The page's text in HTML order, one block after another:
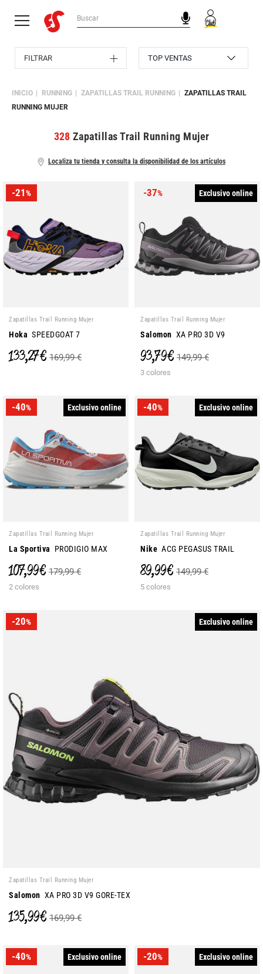
INICIO RUNNING ZAPATILLAS TRAIL RUNNING
ZAPATILLAS TRAIL
RUNNING MUJER
Localiza tu tienda y consulta la disponibilidad de los artículos
328 Zapatillas Trail Running Mujer
-21%
Zapatillas Trail Running Mujer
Hoka SPEEDGOAT 7
133,27 € 169,99 €
-37% Exclusivo online
Zapatillas Trail Running Mujer
Salomon XA PRO 3D V9
93,79 € 149,99 €
3 colores
-40% Exclusivo online
Zapatillas Trail Running Mujer
La Sportiva PRODIGIO MAX
107,99 € 179,99 €
2 colores
-40% Exclusivo online
Zapatillas Trail Running Mujer
Nike ACG PEGASUS TRAIL
89,99 € 149,99 €
5 colores
-20% Exclusivo online
Zapatillas Trail Running Mujer
Salomon XA PRO 3D V9 GORE-TEX
135,99 € 169,99 €
-40% Exclusivo online -20% Exclusivo online
FILTRAR